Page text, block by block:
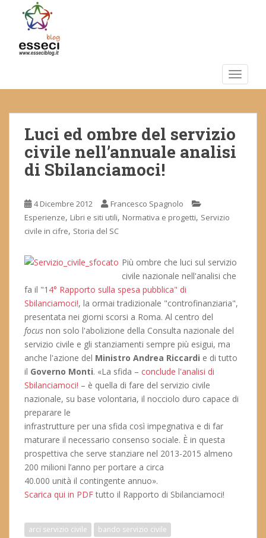
m
Luci ed ombre del servizio
civile nell’annuale analisi
di Sbilanciamoci!
4 Dicembre 2012
Francesco Spagnolo
Esperienze, Libri e siti utili, Normativa e progetti, Servizio
civile in cifre, Storia del SC
Più ombre che luci sul servizio
civile nazionale nell'analisi che
fa il "1 4° Rapporto sulla spesa pubblica" di
Sbilanciamoci!, la ormai tradizionale "controfinanziaria",
presentata nei giorni scorsi a Roma. Al centro del
focus non solo l'abolizione della Consulta nazionale del
servizio civile e gli stanziamenti sempre più esigui, ma
anche l'azione del Ministro Andrea Riccardi e di tutto
il Governo Monti. «La sfida – conclude l'analisi di
Sbilanciamoci! – è quella di fare del servizio civile
nazionale, su base volontaria, il nocciolo duro capace di
preparare le
infrastrutture per una sfida così impegnativa e di far
maturare il necessario consenso sociale. È in questa
prospettiva che serve stanziare nel 2013-2015 almeno
200 milioni l’anno per portare a circa
40.000 unità il contingente annuo».
Scarica qui in PDF tutto il Rapporto di Sbilanciamoci!
arci servizio civile
bando servizio civile